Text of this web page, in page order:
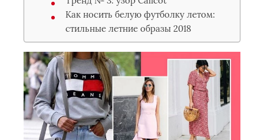
Как носить белую футболку летом:
стильные летние образы 2018